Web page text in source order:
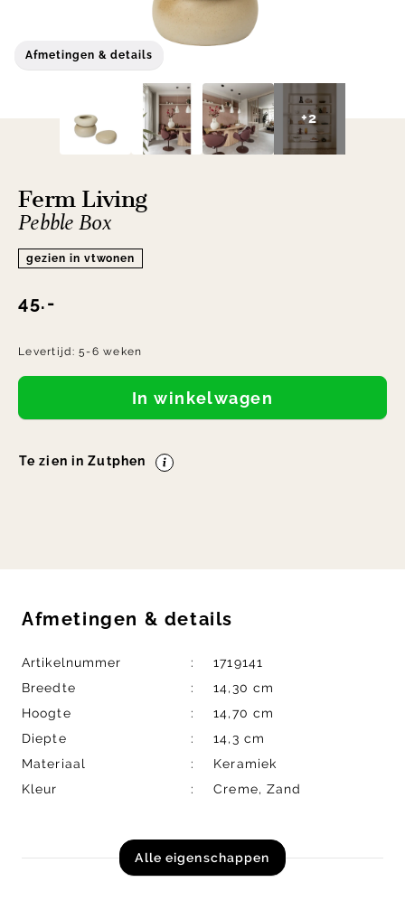
Afmetingen & details
+2
Ferm Living
Pebble Box
gezien in vtwonen
45.-
Levertijd:5-6 weken
In winkelwagen
Te zien in Zutphen
Afmetingen & details
Artikelnummer
1719141
Breedte
14,30 cm
Hoogte
14,70 cm
Diepte
14,3 cm
Materiaal
Keramiek
Kleur
Creme, Zand
Alle eigenschappen